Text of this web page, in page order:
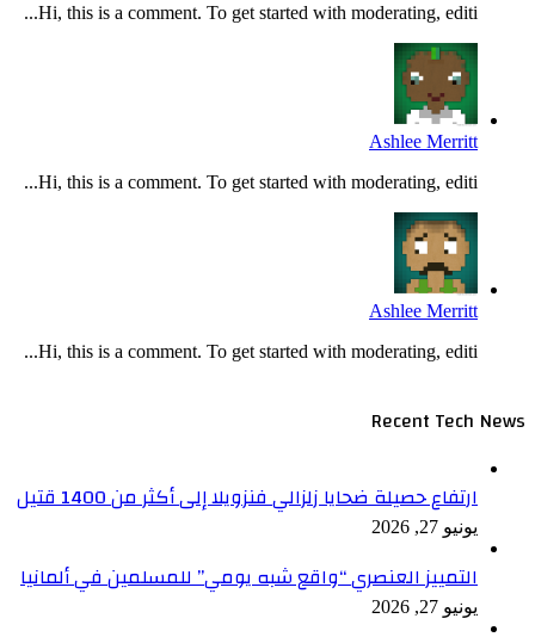
Hi, this is a comment. To get started with moderating, editi...
Ashlee Merritt
Hi, this is a comment. To get started with moderating, editi...
Ashlee Merritt
Hi, this is a comment. To get started with moderating, editi...
Recent Tech News
ارتفاع حصيلة ضحايا زلزالي فنزويلا إلى أكثر من 1400 قتيل
يونيو 27, 2026
التمييز العنصري “واقع شبه يومي” للمسلمين في ألمانيا
يونيو 27, 2026